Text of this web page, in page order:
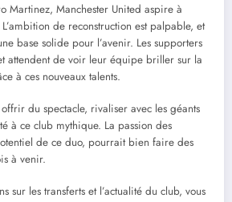
Martinez, Manchester United aspire à
de reconstruction est palpable, et
base solide pour l’avenir. Les supporters
attendent de voir leur équipe briller sur la
à ces nouveaux talents.
du spectacle, rivaliser avec les géants
à ce club mythique. La passion des
de ce duo, pourrait bien faire des
à venir.
sur les transferts et l’actualité du club, vous